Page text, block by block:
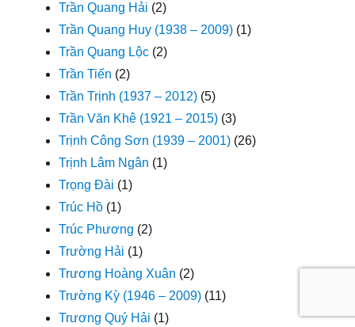
Trần Quang Hải (2)
Trần Quang Huy (1938 – 2009) (1)
Trần Quang Lộc (2)
Trần Tiến (2)
Trần Trịnh (1937 – 2012) (5)
Trần Văn Khê (1921 – 2015) (3)
Trịnh Công Sơn (1939 – 2001) (26)
Trịnh Lâm Ngân (1)
Trọng Đài (1)
Trúc Hồ (1)
Trúc Phương (2)
Trường Hải (1)
Trương Hoàng Xuân (2)
Trường Kỳ (1946 – 2009) (11)
Trương Quý Hải (1)